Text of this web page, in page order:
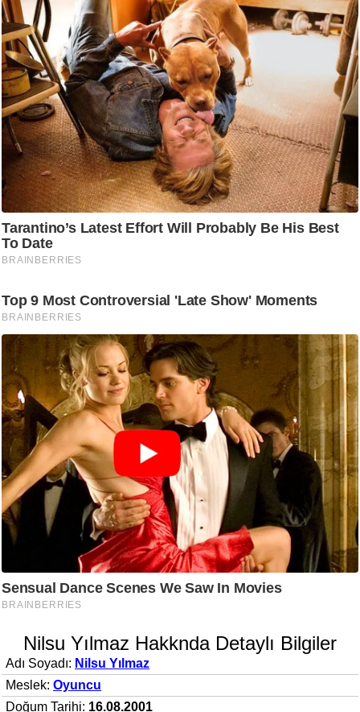
Nilsu Yılmaz Hakknda Detaylı Bilgiler
Adı Soyadı: Nilsu Yılmaz
Meslek: Oyuncu
Doğum Tarihi: 16.08.2001